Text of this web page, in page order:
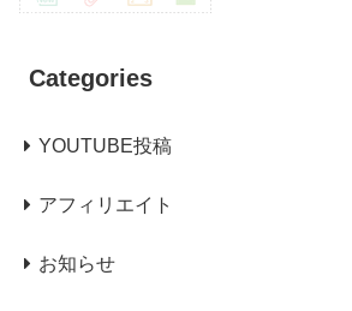
Categories
YOUTUBE投稿
アフィリエイト
お知らせ